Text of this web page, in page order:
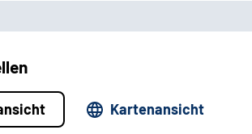
Kartenansicht